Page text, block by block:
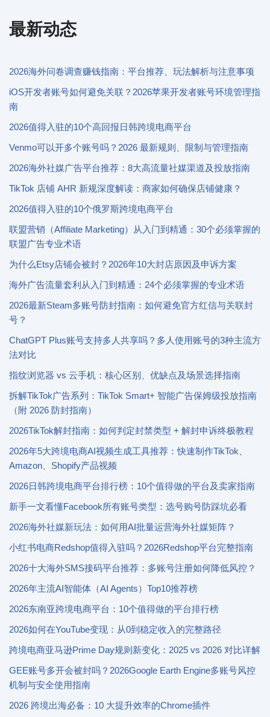
最新动态
2026海外问卷调查赚钱指南：平台推荐、玩法解析与注意事项
iOS开发者账号如何避免关联？2026苹果开发者账号环境管理指
南
2026值得入驻的10个高回报日韩跨境电商平台
Venmo可以开多个账号吗？2026 最新规则、限制与管理指南
2026海外社媒广告平台推荐：8大高流量社媒渠道及投放指南
TikTok 店铺 AHR 新规深度解读：商家如何确保店铺健康？
2026值得入驻的10个俄罗斯跨境电商平台
联盟营销（Affiliate Marketing）从入门到精通：30个必须掌握的
联盟广告专业术语
为什么Etsy店铺会被封？2026年10大封店原因及申诉方案
海外广告流量套利从入门到精通：24个必须掌握的专业术语
2026最新Steam多账号防封指南：如何避免官方红信与关联封
号？
ChatGPT Plus账号支持多人共享吗？多人使用账号的3种主流方
法对比
指纹浏览器 vs 云手机：核心区别、优缺点及场景选择指南
拆解TikTok广告系列：TikTok Smart+ 智能广告保姆级投放指南
（附 2026 防封指南）
2026TikTok解封指南：如何判定封禁类型 + 解封申诉终极教程
2026年5大跨境电商AI视频生成工具推荐：快速制作TikTok、
Amazon、Shopify产品视频
2026日韩跨境电商平台排行榜：10个值得做的平台及卖家指南
新手一文看懂Facebook所有账号类型：选号购号防踩坑必看
2026海外社媒新玩法：如何用AI批量运营海外社媒矩阵？
小红书电商Redshop值得入驻吗？2026Redshop平台完整指南
2026十大海外SMS接码平台推荐：多账号注册如何降低风控？
2026年主流AI智能体（AI Agents）Top10推荐榜
2026东南亚跨境电商平台：10个值得做的平台排行榜
2026如何在YouTube变现：从0到稳定收入的完整路径
跨境电商亚马逊Prime Day规则新变化：2025 vs 2026 对比详解
GEE账号多开会被封吗？2026Google Earth Engine多账号风控
机制与安全使用指南
2026 跨境出海必备：10 大提升效率的Chrome插件